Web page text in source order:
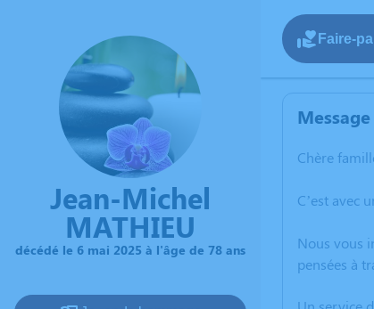
Jean-Michel
MATHIEU
décédé le 6 mai 2025 à l'âge de 78 ans
Faire-
Chère
C’est avec
Nous vous
pensées à